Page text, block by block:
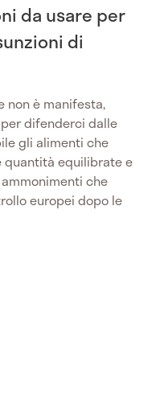
da usare per
di
non è manifesta,
difenderci dalle
gli alimenti che
quantità equilibrate e
che
europei dopo le